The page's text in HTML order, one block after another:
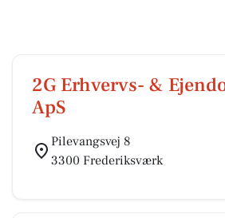
2G Erhvervs- &
ApS
Pilevangsvej 8
3300 Frederiksværk